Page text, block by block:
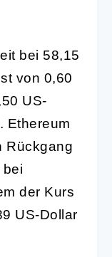
bei 58,15
von 0,60
US-
Ethereum
Rückgang
der Kurs
US-Dollar